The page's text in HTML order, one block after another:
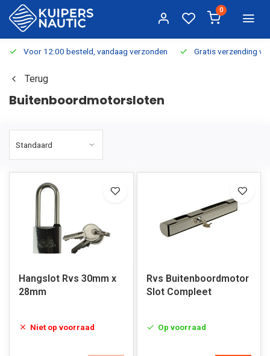
0
Voor 12:00 besteld, vandaag verzonden Gratis verzending
Terug
Buitenboordmotorsloten
Hangslot Rvs 30mm x
28mm
Niet op voorraad
Rvs Buitenboordmotor
Slot Compleet
Op voorraad